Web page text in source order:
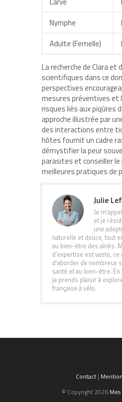
Nymphe
Adulte (Femelle)
La recherche de Clara et
scientifiques dans ce
perspectives
mesures préventives et
risques liés aux piqûres
approche illustrée par
des interactions entre
hôtes fournit un cadre
démystifier la peur
parasites et conseiller le
meilleures pratiques de
Julie
Je
et je
une
naturelle et douce, tout
au bien-être des aînés.
d'expertise est vaste,
d'aborder de nombreux
santé et au bien-être.
je prends plaisir à
française à vélo.
Contact|
© Copyright 2026